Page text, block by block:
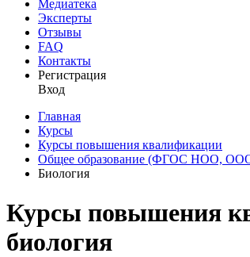
Медиатека
Эксперты
Отзывы
FAQ
Контакты
Регистрация
Вход
Главная
Курсы
Курсы повышения квалификации
Общее образование (ФГОС НОО,
Биология
Курсы повышения
биология